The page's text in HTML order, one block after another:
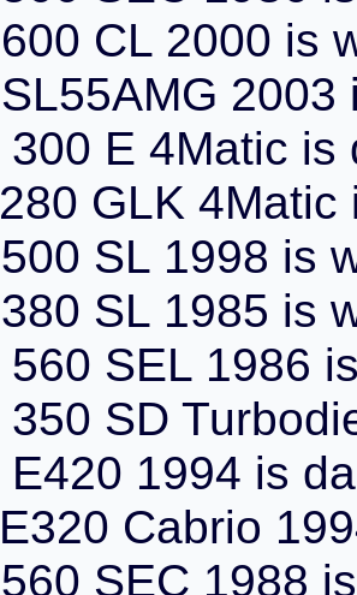
600 CL 2000 is
SL55AMG 2003
300 E 4Matic is
280 GLK 4Matic
500 SL 1998 is
380 SL 1985 is
560 SEL 1986 i
350 SD Turbodi
E420 1994 is da
E320 Cabrio 199
560 SEC 1988 is